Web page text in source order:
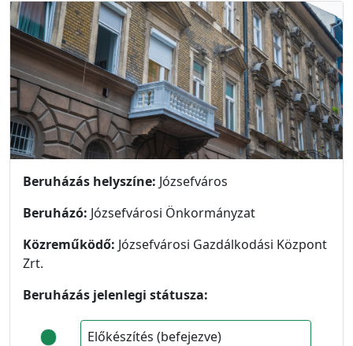
Beruházás helyszíne: Józsefváros
Beruházó: Józsefvárosi Önkormányzat
Közreműködő: Józsefvárosi Gazdálkodási Központ
Zrt.
Beruházás jelenlegi státusza:
Előkészítés (befejezve)